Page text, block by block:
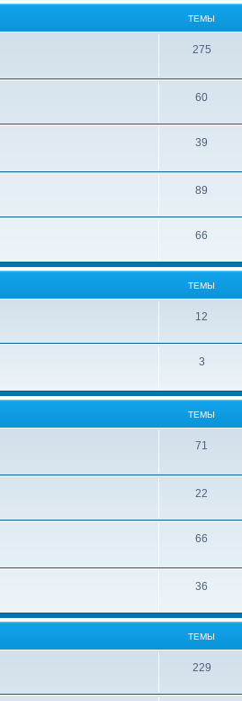
ТЕМЫ
275
60
39
89
66
ТЕМЫ
12
3
ТЕМЫ
71
22
66
36
ТЕМЫ
229